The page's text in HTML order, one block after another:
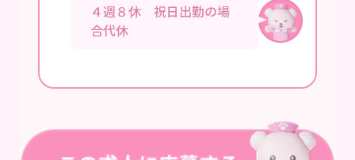
４週８休 祝日出勤の場
合代休